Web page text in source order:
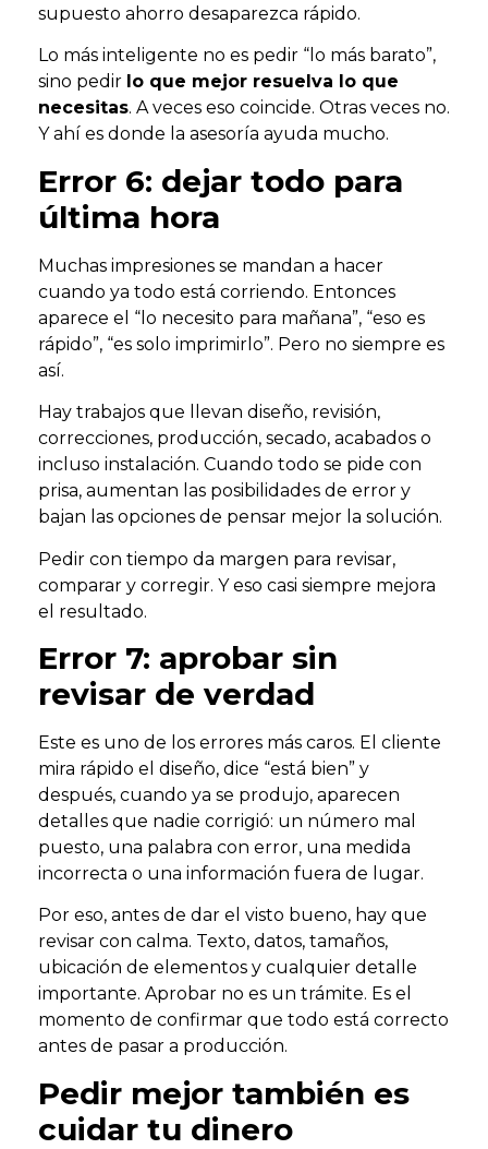
supuesto ahorro desaparezca rápido.
Lo más inteligente no es pedir “lo más barato”,
sino pedir lo que mejor resuelva lo que
necesitas. A veces eso coincide. Otras veces no.
Y ahí es donde la asesoría ayuda mucho.
Error 6: dejar todo para
última hora
Muchas impresiones se mandan a hacer
cuando ya todo está corriendo. Entonces
aparece el “lo necesito para mañana”, “eso es
rápido”, “es solo imprimirlo”. Pero no siempre es
así.
Hay trabajos que llevan diseño, revisión,
correcciones, producción, secado, acabados o
incluso instalación. Cuando todo se pide con
prisa, aumentan las posibilidades de error y
bajan las opciones de pensar mejor la solución.
Pedir con tiempo da margen para revisar,
comparar y corregir. Y eso casi siempre mejora
el resultado.
Error 7: aprobar sin
revisar de verdad
Este es uno de los errores más caros. El cliente
mira rápido el diseño, dice “está bien” y
después, cuando ya se produjo, aparecen
detalles que nadie corrigió: un número mal
puesto, una palabra con error, una medida
incorrecta o una información fuera de lugar.
Por eso, antes de dar el visto bueno, hay que
revisar con calma. Texto, datos, tamaños,
ubicación de elementos y cualquier detalle
importante. Aprobar no es un trámite. Es el
momento de confirmar que todo está correcto
antes de pasar a producción.
Pedir mejor también es
cuidar tu dinero